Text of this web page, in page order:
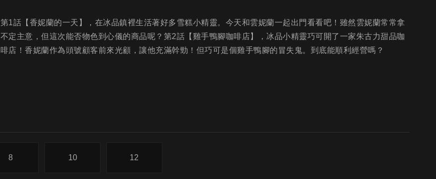
第1話【香妮蘭的一天】，在冰品鎮裡生活著好多雪糕小精靈。今天和雲妮蘭一起出門看看吧！雖然雲妮蘭常常拿
不定主意，但這次能否物色到心儀的商品呢？第2話【雞手鴨腳咖啡店】，冰品小精靈巧可開了一家朱古力甜品咖
啡店！香妮蘭作為頭號顧客前來光顧，讓他充滿幹勁！但巧可是個雞手鴨腳的冒失鬼。到底能順利經營嗎？
8 10 12